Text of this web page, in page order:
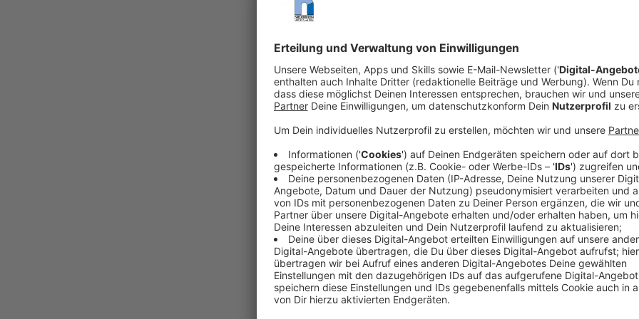
Comedy
Der Kitchen Club by Nelson
Anzeige
Das Rezept: "Dicke Bohnen mit Kartoffel-
Anzeige
Zutaten: